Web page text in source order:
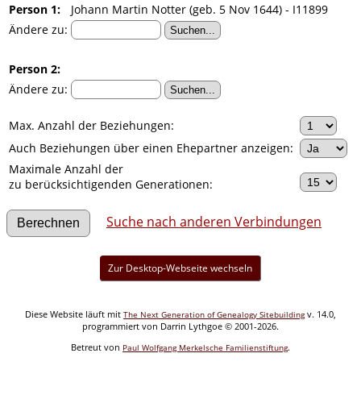
Person 1:
Johann Martin Notter (geb. 5 Nov 1644) - I11899
Ändere zu:
Person 2:
Ändere zu:
Max. Anzahl der Beziehungen:
Auch Beziehungen über einen Ehepartner anzeigen:
Maximale Anzahl der
zu berücksichtigenden Generationen:
Suche nach anderen Verbindungen
Zur Desktop-Webseite wechseln
Diese Website läuft mit The Next Generation of Genealogy Sitebuildingv. 14.0,
programmiert von Darrin Lythgoe © 2001-2026.
Betreut von Paul Wolfgang Merkelsche Familienstiftung.